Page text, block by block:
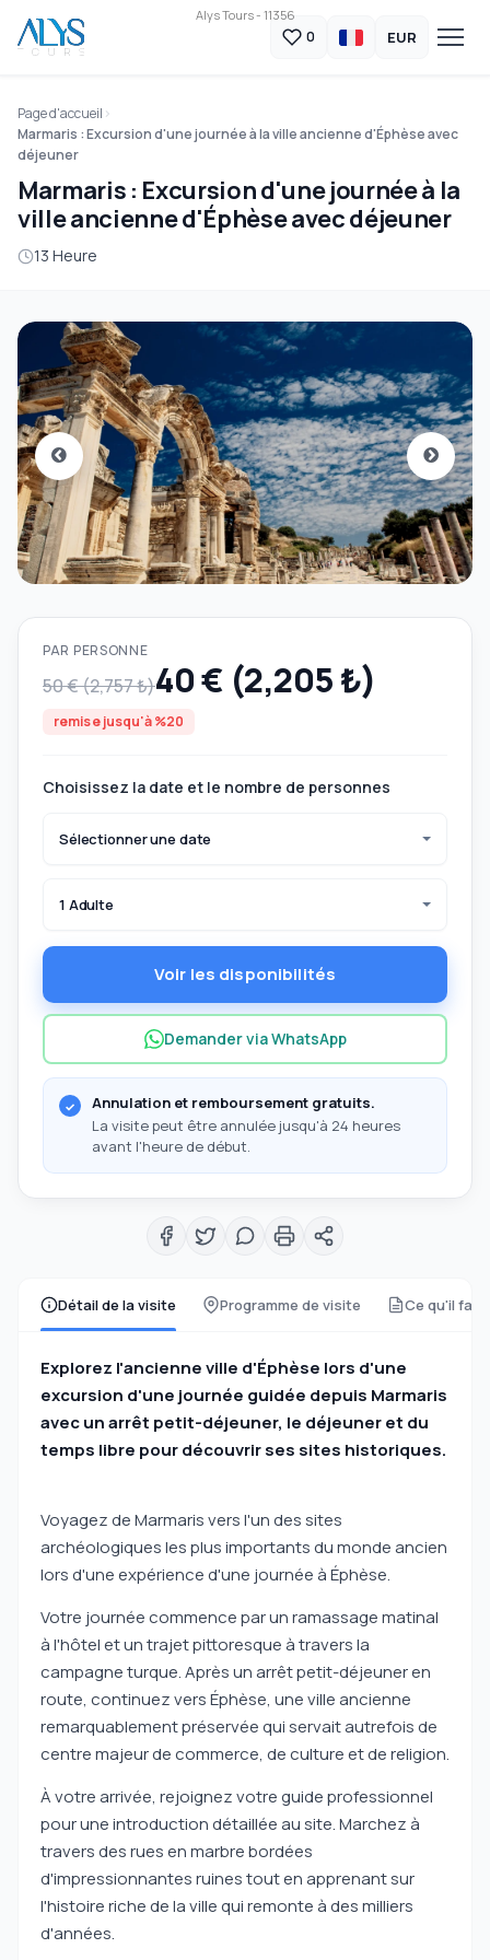
Alys Tours - 11356
0 EUR
Page d'accueil
Marmaris : Excursion d'une journée à la ville ancienne d'Éphèse avec
déjeuner
Marmaris : Excursion d'une journée à la
ville ancienne d'Éphèse avec déjeuner
13 Heure
Détail de la visite Programme de visite Ce qu'il
Explorez l'ancienne ville d'Éphèse lors d'une
excursion d'une journée guidée depuis Marmaris
avec un arrêt petit-déjeuner, le déjeuner et du
temps libre pour découvrir ses sites historiques.
Voyagez de Marmaris vers l'un des sites
archéologiques les plus importants du monde ancien
lors d'une expérience d'une journée à Éphèse.
Votre journée commence par un ramassage matinal
à l'hôtel et un trajet pittoresque à travers la
campagne turque. Après un arrêt petit-déjeuner en
route, continuez vers Éphèse, une ville ancienne
remarquablement préservée qui servait autrefois de
centre majeur de commerce, de culture et de religion.
À votre arrivée, rejoignez votre guide professionnel
pour une introduction détaillée au site. Marchez à
travers des rues en marbre bordées
d'impressionnantes ruines tout en apprenant sur
l'histoire riche de la ville qui remonte à des milliers
d'années.
PAR PERSONNE
50 € (2,757 ₺)40 € (2,205 ₺)
remise jusqu'à %20
Choisissez la date et le nombre de personnes
Sélectionner une date
1 Adulte
Voir les disponibilités
Demander via WhatsApp
Annulation et remboursement gratuits.
La visite peut être annulée jusqu'à 24 heures
avant l'heure de début.